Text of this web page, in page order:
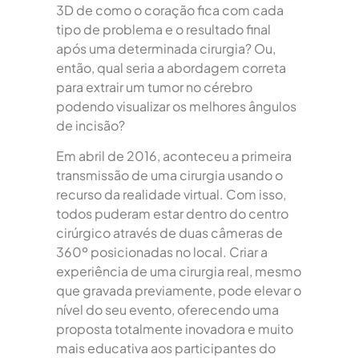
3D de como o coração fica com cada
tipo de problema e o resultado final
após uma determinada cirurgia? Ou,
então, qual seria a abordagem correta
para extrair um tumor no cérebro
podendo visualizar os melhores ângulos
de incisão?
Em abril de 2016, aconteceu a primeira
transmissão de uma cirurgia usando o
recurso da realidade virtual. Com isso,
todos puderam estar dentro do centro
cirúrgico através de duas câmeras de
360º posicionadas no local. Criar a
experiência de uma cirurgia real, mesmo
que gravada previamente, pode elevar o
nível do seu evento, oferecendo uma
proposta totalmente inovadora e muito
mais educativa aos participantes do